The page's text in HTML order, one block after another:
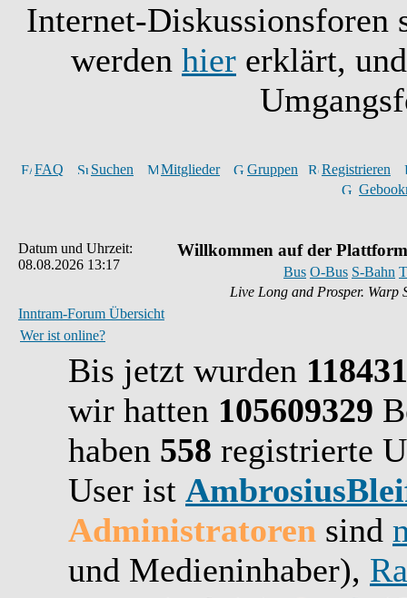
Internet-Diskussionsforen
werden hier erklärt,
FAQ Suchen Mitglieder Gruppen
Registrieren
Datum und Uhrzeit:
08.08.2026 13:17
Inntram-Forum Übersicht
Willkommen auf der
Bus O-Bus S-Bahn
Live Long and Prosper. Warp
Wer ist online?
Bis jetzt wurden 118431
wir hatten 105609329
haben 558 registrierte
User ist
Administratoren sind
und Medieninhaber),